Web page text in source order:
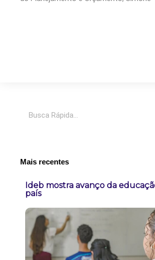
Mais recentes
Ideb mostra avanço da
país